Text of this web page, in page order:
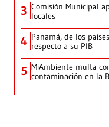
3 Comisión Municipal
locales
4 Panamá, de los
respecto a su PIB
5 MiAmbiente multa
contaminación en la